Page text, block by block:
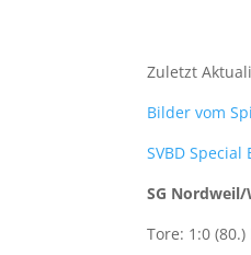
Zuletzt
Bilder vom
SVBD
SG Nordweil/
Tore: 1:0